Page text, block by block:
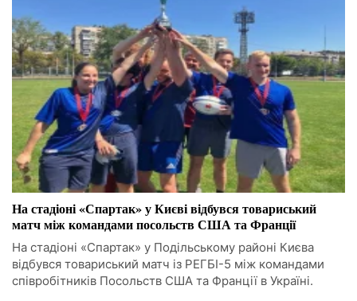
На стадіоні «Спартак» у Києві відбувся товариський
матч між командами посольств США та Франції
На стадіоні «Спартак» у Подільському районі Києва
відбувся товариський матч із РЕГБІ-5 між командами
співробітників Посольств США та Франції в Україні.